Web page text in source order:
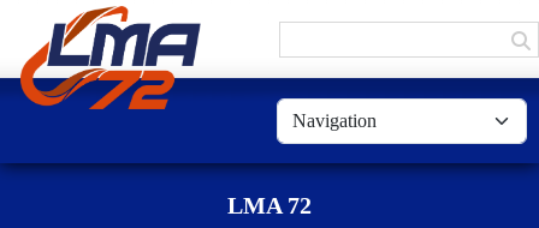
LMA 72
Panneau de gestion des cookies